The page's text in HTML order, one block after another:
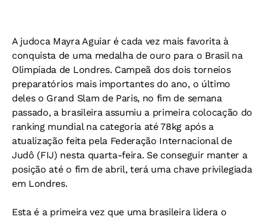
A judoca Mayra Aguiar é cada vez mais favorita à
conquista de uma medalha de ouro para o Brasil na
Olimpíada de Londres. Campeã dos dois torneios
preparatórios mais importantes do ano, o último
deles o Grand Slam de Paris, no fim de semana
passado, a brasileira assumiu a primeira colocação do
ranking mundial na categoria até 78kg após a
atualização feita pela Federação Internacional de
Judô (FIJ) nesta quarta-feira. Se conseguir manter a
posição até o fim de abril, terá uma chave privilegiada
em Londres.
Esta é a primeira vez que uma brasileira lidera o